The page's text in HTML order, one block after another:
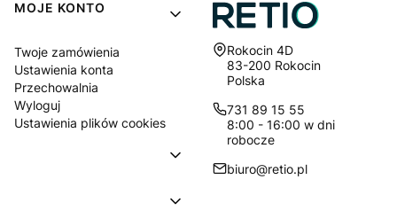
MOJE KONTO
Twoje zamówienia
Ustawienia konta
Przechowalnia
Wyloguj
Ustawienia plików cookies
Adres:
Rokocin 4D
83-200 Rokocin
Polska
731 89 15 55
8:00 - 16:00 w dni
robocze
biuro@retio.pl